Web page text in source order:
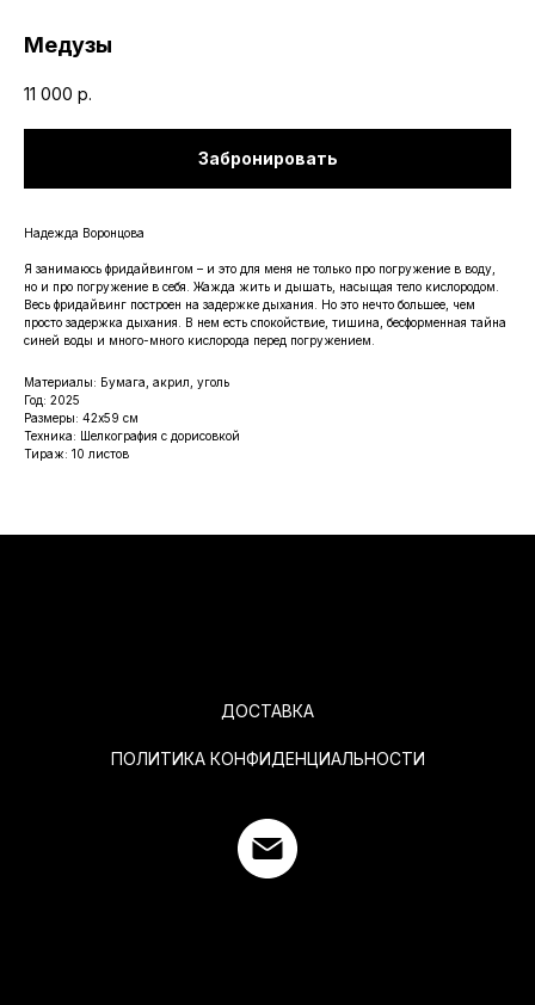
Медузы
11 000 р.
Забронировать
Надежда Воронцова
Я занимаюсь фридайвингом – и это для меня не только про погружение в воду,
но и про погружение в себя. Жажда жить и дышать, насыщая тело кислородом.
Весь фридайвинг построен на задержке дыхания. Но это нечто большее, чем
просто задержка дыхания. В нем есть спокойствие, тишина, бесформенная тайна
синей воды и много-много кислорода перед погружением.
Материалы: Бумага, акрил, уголь
Год: 2025
Размеры: 42х59 см
Техника: Шелкография с дорисовкой
Тираж: 10 листов
ДОСТАВКА
ПОЛИТИКА КОНФИДЕНЦИАЛЬНОСТИ